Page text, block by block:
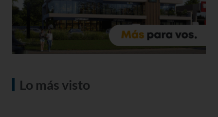
Lo más visto